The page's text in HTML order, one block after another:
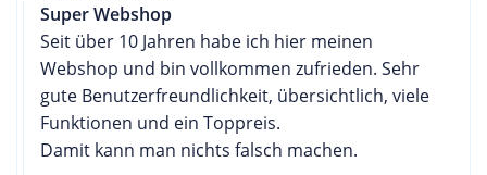
Super Webshop
Seit über 10 Jahren habe ich hier meinen
Webshop und bin vollkommen zufrieden. Sehr
gute Benutzerfreundlichkeit, übersichtlich, viele
Funktionen und ein Toppreis.
Damit kann man nichts falsch machen.